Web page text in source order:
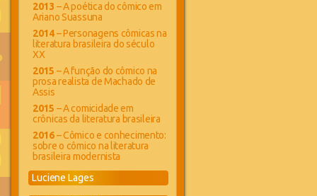
2013 – A poética do cômico em
Ariano Suassuna
2014– Personagens cômicas na
literatura brasileira do século
XX
2015 – A função do cômico na
prosa realista de Machado de
Assis
2015 – A comicidade em
crônicas da literatura brasileira
2016– Cômico e conhecimento:
sobre o cômico na literatura
brasileira modernista
Luciene Lages